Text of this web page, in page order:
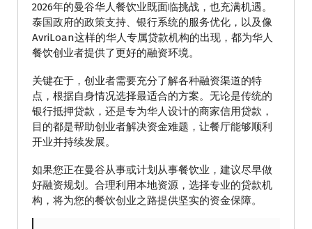
2026年的曼谷华人餐饮业既面临挑战，也充满机遇。
泰国政府的政策支持、银行系统的服务优化，以及像
AvriLoan这样的华人专属贷款机构的出现，都为华人
餐饮创业者提供了更好的融资环境。
关键在于，创业者需要充分了解各种融资渠道的特
点，根据自身情况选择最适合的方案。无论是传统的
银行抵押贷款，还是专为华人设计的商家信用贷款，
目的都是帮助创业者解决资金难题，让餐厅能够顺利
开业并持续发展。
如果您正在曼谷从事或计划从事餐饮业，建议尽早做
好融资规划。合理利用本地资源，选择专业的贷款机
构，将为您的餐饮创业之路提供坚实的资金保障。